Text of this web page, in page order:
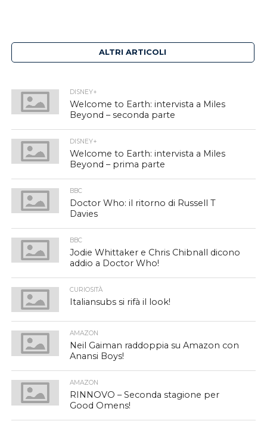
ALTRI ARTICOLI
DISNEY+
Welcome to Earth: intervista a Miles
Beyond – seconda parte
DISNEY+
Welcome to Earth: intervista a Miles
Beyond – prima parte
BBC
Doctor Who: il ritorno di Russell T
Davies
BBC
Jodie Whittaker e Chris Chibnall dicono
addio a Doctor Who!
CURIOSITÀ
Italiansubs si rifà il look!
AMAZON
Neil Gaiman raddoppia su Amazon con
Anansi Boys!
AMAZON
RINNOVO – Seconda stagione per
Good Omens!